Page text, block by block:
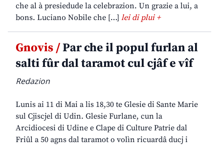
che al à presiedude la celebrazion. Un grazie a lui, a
bons. Luciano Nobile che […] lei di plui +
Gnovis /Par che il popul furlan al
salti fûr dal taramot cul cjâf e vîf
Redazion
Lunis ai 11 di Mai a lis 18,30 te Glesie di Sante Marie
sul Cjiscjel di Udin. Glesie Furlane, cun la
Arcidiocesi di Udine e Clape di Culture Patrie dal
Friûl a 50 agns dal taramot o volìn ricuardâ ducj i